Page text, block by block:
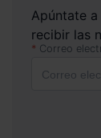
Apúntate
recibir las
Correo